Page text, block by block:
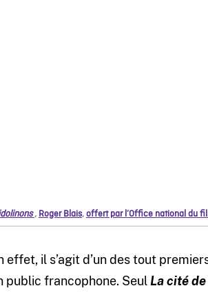
, Roger Blais,offert par l’Office national du
effet, il s’agit d’un des tout
public francophone. Seul La cité